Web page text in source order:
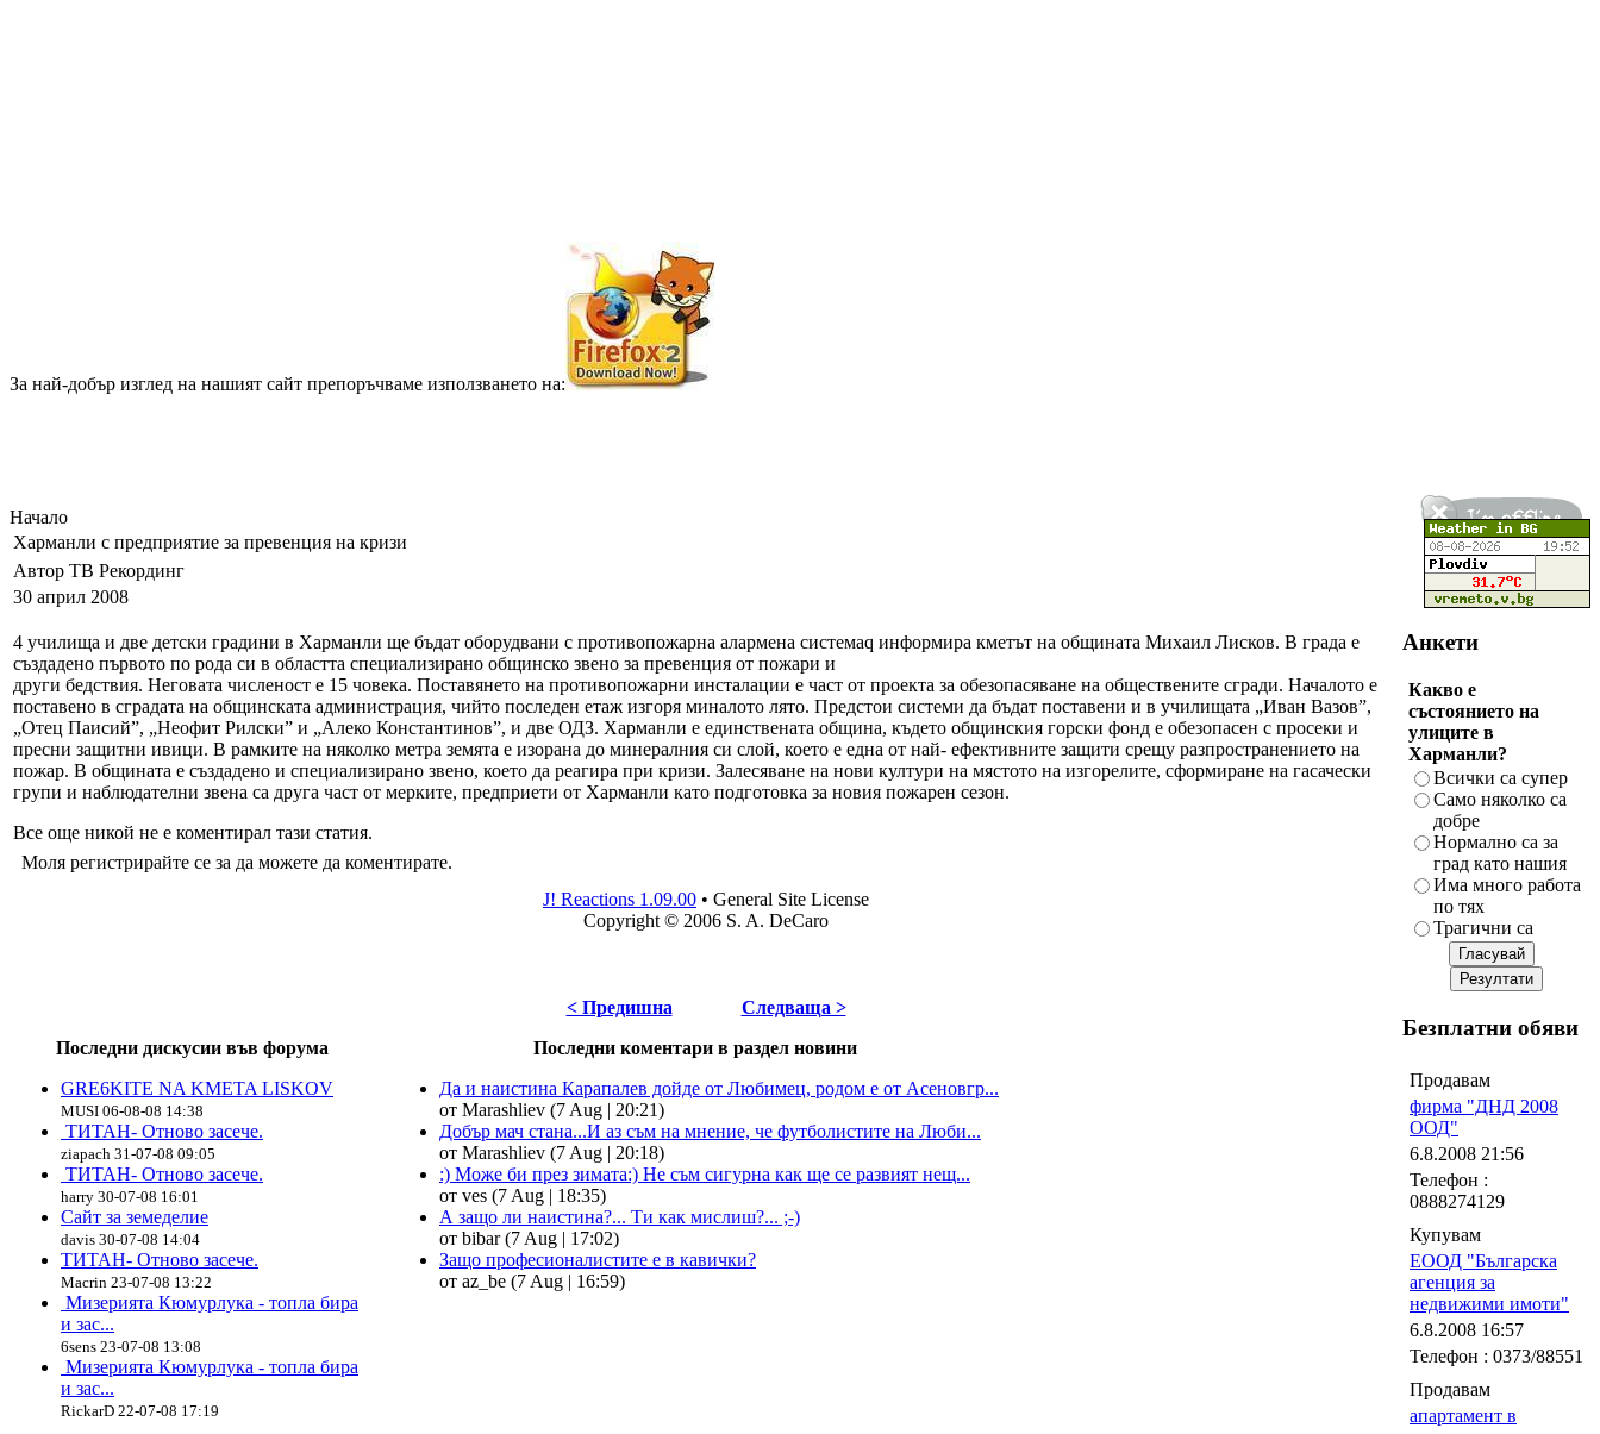
За най-добър изглед на нашият сайт препоръчваме използването на:
Начало
Харманли с предприятие за превенция на кризи
Автор ТВ Рекординг
30 април 2008
4 училища и две детски градини в Харманли ще бъдат оборудвани с противопожарна алармена системаq информира кметът на общината Михаил Лисков. В града е
създадено първото по рода си в областта специализирано общинско звено за превенция от пожари и
други бедствия. Неговата численост е 15 човека. Поставянето на противопожарни инсталации е част от проекта за обезопасяване на обществените сгради. Началото е
поставено в сградата на общинската администрация, чийто последен етаж изгоря миналото лято. Предстои системи да бъдат поставени и в училищата „Иван Вазов”,
„Отец Паисий”, „Неофит Рилски” и „Алеко Константинов”, и две ОДЗ. Харманли е единствената община, където общинския горски фонд е обезопасен с просеки и
пресни защитни ивици. В рамките на няколко метра земята е изорана до минералния си слой, което е една от най- ефективните защити срещу разпространението на
пожар. В общината е създадено и специализирано звено, което да реагира при кризи. Залесяване на нови култури на мястото на изгорелите, сформиране на гасачески
групи и наблюдателни звена са друга част от мерките, предприети от Харманли като подготовка за новия пожарен сезон.
Все още никой не е коментирал тази статия.
Моля регистрирайте се за да можете да коментирате.
J! Reactions 1.09.00 • General Site License
Copyright © 2006 S. A. DeCaro
< Предишна
Следваща >
Последни дискусии във форума
GRE6KITE NA KMETA LISKOV
MUSI 06-08-08 14:38
ТИТАН- Отново засече.
ziapach 31-07-08 09:05
ТИТАН- Отново засече.
harry 30-07-08 16:01
Сайт за земеделие
davis 30-07-08 14:04
ТИТАН- Отново засече.
Macrin 23-07-08 13:22
Мизерията Кюмурлука - топла бира
и зас...
6sens 23-07-08 13:08
Мизерията Кюмурлука - топла бира
и зас...
RickarD 22-07-08 17:19
Последни коментари в раздел новини
Да и наистина Карапалев дойде от Любимец, родом е от Асеновгр...
от Marashliev (7 Aug | 20:21)
Добър мач стана...И аз съм на мнение, че футболистите на Люби...
от Marashliev (7 Aug | 20:18)
:) Може би през зимата:) Не съм сигурна как ще се развият нещ...
от ves (7 Aug | 18:35)
А защо ли наистина?... Ти как мислиш?... ;-)
от bibar (7 Aug | 17:02)
Защо професионалистите е в кавички?
от az_be (7 Aug | 16:59)
Анкети
Какво е
състоянието на
улиците в
Харманли?
Всички са супер
Само няколко са
добре
Нормално са за
град като нашия
Има много работа
по тях
Трагични са
Безплатни обяви
Продавам
фирма "ДНД 2008
ООД"
6.8.2008 21:56
Телефон :
0888274129
Купувам
ЕООД "Българска
агенция за
недвижими имоти"
6.8.2008 16:57
Телефон : 0373/88551
Продавам
апартамент в